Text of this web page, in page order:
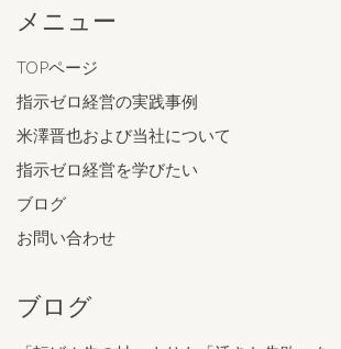
メニュー
TOPページ
指示ゼロ経営の実践事例
米澤晋也および当社について
指示ゼロ経営を学びたい
ブログ
お問い合わせ
ブログ